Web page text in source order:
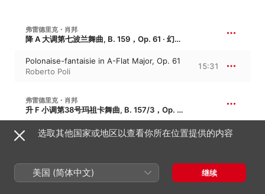
弗雷德里克・肖邦
降 A 大调第七波兰舞曲, B. 159，Op. 61 · 幻想波兰舞曲
Polonaise-fantaisie in A-Flat Major, Op. 61
Roberto Poli
15:31
弗雷德里克・肖邦
升 F 小调第38号玛祖卡舞曲, B. 157/3，Op. 59/3
No. 1 in A Minor, Moderato
4:34
弗雷德里克・肖邦
降 A 大调第37号玛祖卡舞曲, B. 157/2，Op. 59/2
选取其他国家或地区以查看你所在位置提供的内容
美国 (简体中文) 继续